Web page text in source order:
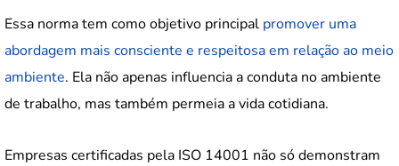
Essa norma tem como objetivo principal promover uma
abordagem mais consciente e respeitosa em relação ao meio
ambiente. Ela não apenas influencia a conduta no ambiente
de trabalho, mas também permeia a vida cotidiana.
Empresas certificadas pela ISO 14001 não só demonstram